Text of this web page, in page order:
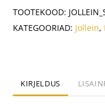
TOOTEKOOD:
KATEGOORIAD: Jollein,
KIRJELDUS